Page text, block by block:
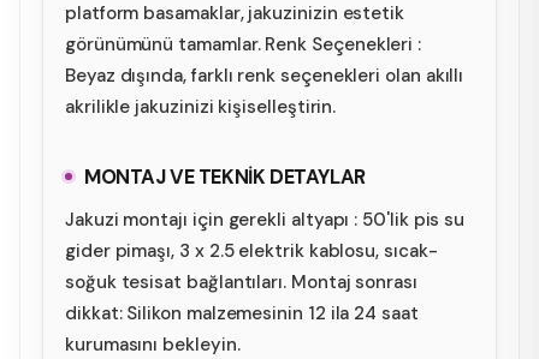
platform basamaklar, jakuzinizin estetik
görünümünü tamamlar. Renk Seçenekleri :
Beyaz dışında, farklı renk seçenekleri olan akıllı
akrilikle jakuzinizi kişiselleştirin.
MONTAJ VE TEKNİK DETAYLAR
Jakuzi montajı için gerekli altyapı : 50'lik pis su
gider pimaşı, 3 x 2.5 elektrik kablosu, sıcak-
soğuk tesisat bağlantıları. Montaj sonrası
dikkat: Silikon malzemesinin 12 ila 24 saat
kurumasını bekleyin.